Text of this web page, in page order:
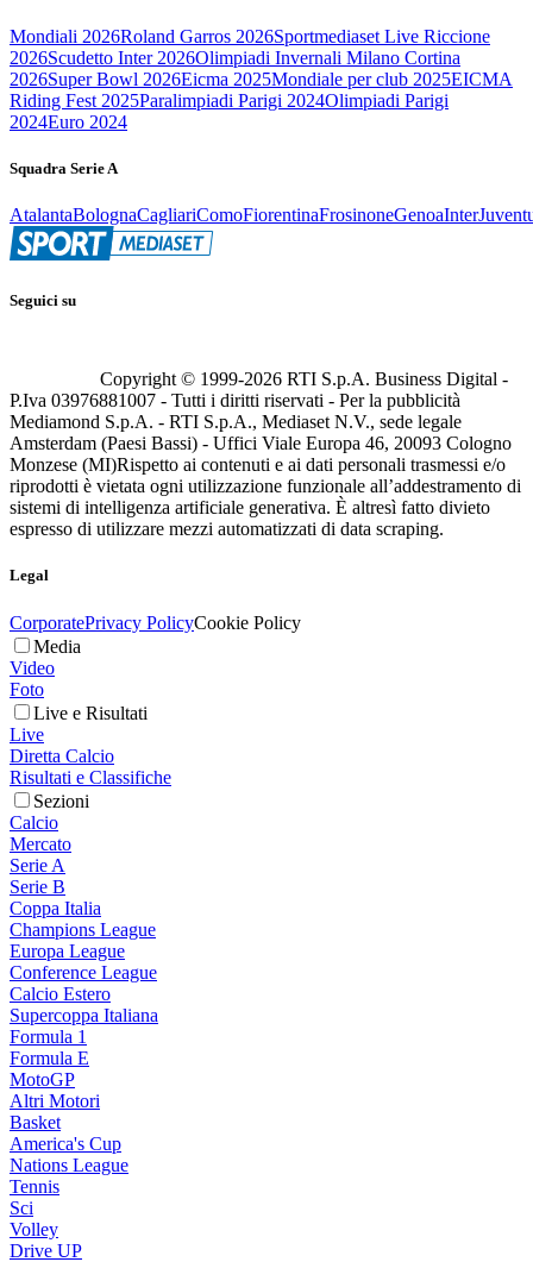
Mondiali 2026Roland Garros 2026Sportmediaset Live Riccione
2026Scudetto Inter 2026Olimpiadi Invernali Milano Cortina
2026Super Bowl 2026Eicma 2025Mondiale per club 2025EICMA
Riding Fest 2025Paralimpiadi Parigi 2024Olimpiadi Parigi
2024Euro 2024
Squadra Serie A
AtalantaBolognaCagliariComoFiorentinaFrosinoneGenoaInter
Seguici su
Copyright © 1999-2026 RTI S.p.A. Business Digital -
P.Iva 03976881007 - Tutti i diritti riservati - Per la pubblicità
Mediamond S.p.A. - RTI S.p.A., Mediaset N.V., sede legale
Amsterdam (Paesi Bassi) - Uffici Viale Europa 46, 20093 Cologno
Monzese (MI)Rispetto ai contenuti e ai dati personali trasmessi e/o
riprodotti è vietata ogni utilizzazione funzionale all’addestramento di
sistemi di intelligenza artificiale generativa. È altresì fatto divieto
espresso di utilizzare mezzi automatizzati di data scraping.
Legal
CorporatePrivacy PolicyCookie Policy
Media
Video
Foto
Live e Risultati
Live
Diretta Calcio
Risultati e Classifiche
Sezioni
Calcio
Mercato
Serie A
Serie B
Coppa Italia
Champions League
Europa League
Conference League
Calcio Estero
Supercoppa Italiana
Formula 1
Formula E
MotoGP
Altri Motori
Basket
America's Cup
Nations League
Tennis
Sci
Volley
Drive UP